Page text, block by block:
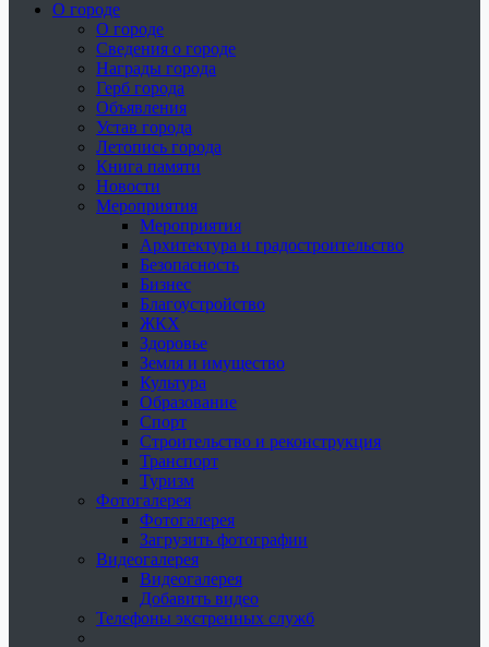
О городе
О городе
Сведения о городе
Награды города
Герб города
Объявления
Устав города
Летопись города
Книга памяти
Новости
Мероприятия
Мероприятия
Архитектура и градостроительство
Безопасность
Бизнес
Благоустройство
ЖКХ
Здоровье
Земля и имущество
Культура
Образование
Спорт
Строительство и реконструкция
Транспорт
Туризм
Фотогалерея
Фотогалерея
Загрузить фотографии
Видеогалерея
Видеогалерея
Добавить видео
Телефоны экстренных служб